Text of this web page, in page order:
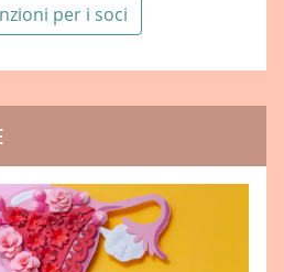
per i soci